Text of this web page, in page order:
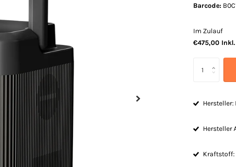
Barcode:
Im Zulauf
€475,00
Hersteller:
Hersteller
Kraftstoff: